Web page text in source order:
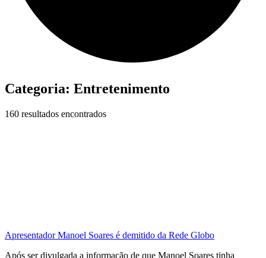
Categoria: Entretenimento
160 resultados encontrados
Apresentador Manoel Soares é demitido da Rede Globo
Após ser divulgada a informação de que Manoel Soares tinha